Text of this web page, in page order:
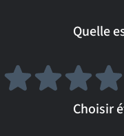
Quelle
Choisir